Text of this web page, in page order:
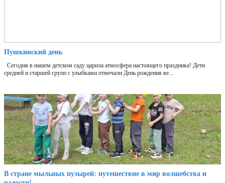
Пушкинский день
Сегодня в нашем детском саду царила атмосфера настоящего праздника! Дети
средней и старшей групп с улыбками отмечали День рождения ве...
В стране мыльных пузырей: путешествие в мир волшебства и